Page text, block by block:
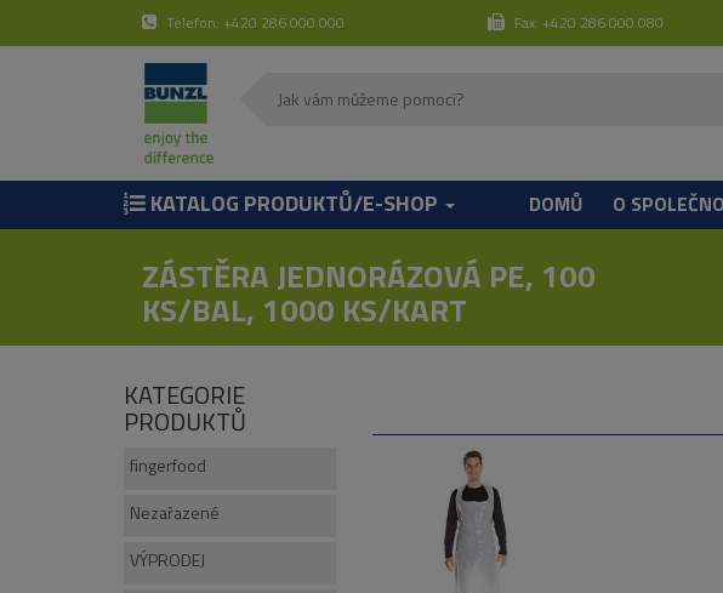
Telefon: +420 286 000 000 Fax: +420 286 000 080
KATALOG PRODUKTŮ/E-SHOP DOMŮ O
ZÁSTĚRA JEDNORÁZOVÁ PE, 100
KS/BAL, 1000 KS/KART
KATEGORIE
PRODUKTŮ
fingerfood
Nezařazené
VÝPRODEJ